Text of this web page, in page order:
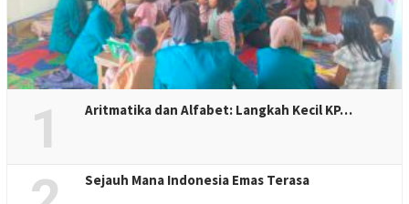
1 Aritmatika dan Alfabet: Langkah Kecil KP…
Sejauh Mana Indonesia Emas Terasa